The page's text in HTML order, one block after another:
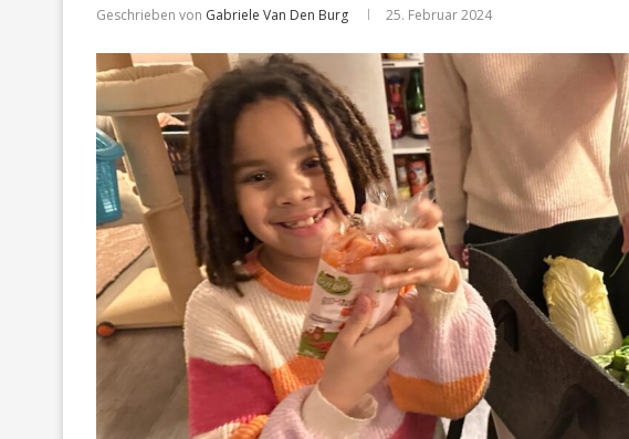
Geschrieben von Gabriele Van Den Burg 25. Februar 2024